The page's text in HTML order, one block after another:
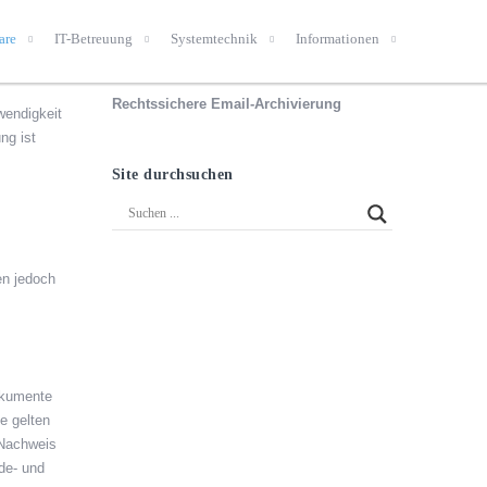
IT-Betreuung Systemtechnik Informationen
ist
jedoch
gelten
und
Rechtssichere Email-Archivierung
Site durchsuchen